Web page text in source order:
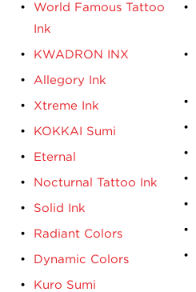
World Famous Tattoo
Ink
KWADRON INX
Allegory Ink
Xtreme Ink
KOKKAI Sumi
Eternal
Nocturnal Tattoo Ink
Solid Ink
Radiant Colors
Dynamic Colors
Kuro Sumi